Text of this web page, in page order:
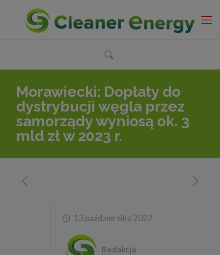
Morawiecki: Dopłaty do
dystrybucji węgla przez
samorządy wyniosą ok. 3
mld zł w 2023 r.
13 października 2022
Redakcja